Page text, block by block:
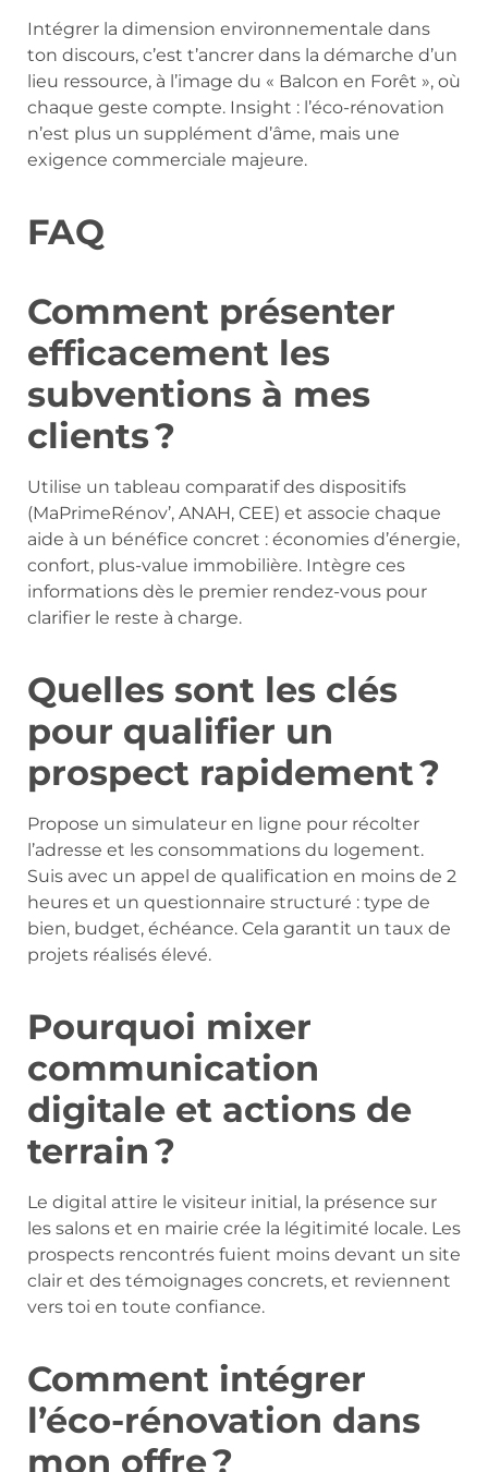
Intégrer la dimension environnementale dans
ton discours, c’est t’ancrer dans la démarche d’un
lieu ressource, à l’image du « Balcon en Forêt », où
chaque geste compte. Insight : l’éco-rénovation
n’est plus un supplément d’âme, mais une
exigence commerciale majeure.
FAQ
Comment présenter
efficacement les
subventions à mes
clients ?
Utilise un tableau comparatif des dispositifs
(MaPrimeRénov’, ANAH, CEE) et associe chaque
aide à un bénéfice concret : économies d’énergie,
confort, plus-value immobilière. Intègre ces
informations dès le premier rendez-vous pour
clarifier le reste à charge.
Quelles sont les clés
pour qualifier un
prospect rapidement ?
Propose un simulateur en ligne pour récolter
l’adresse et les consommations du logement.
Suis avec un appel de qualification en moins de 2
heures et un questionnaire structuré : type de
bien, budget, échéance. Cela garantit un taux de
projets réalisés élevé.
Pourquoi mixer
communication
digitale et actions de
terrain ?
Le digital attire le visiteur initial, la présence sur
les salons et en mairie crée la légitimité locale. Les
prospects rencontrés fuient moins devant un site
clair et des témoignages concrets, et reviennent
vers toi en toute confiance.
Comment intégrer
l’éco-rénovation dans
mon offre ?